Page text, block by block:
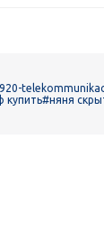
купить#няня